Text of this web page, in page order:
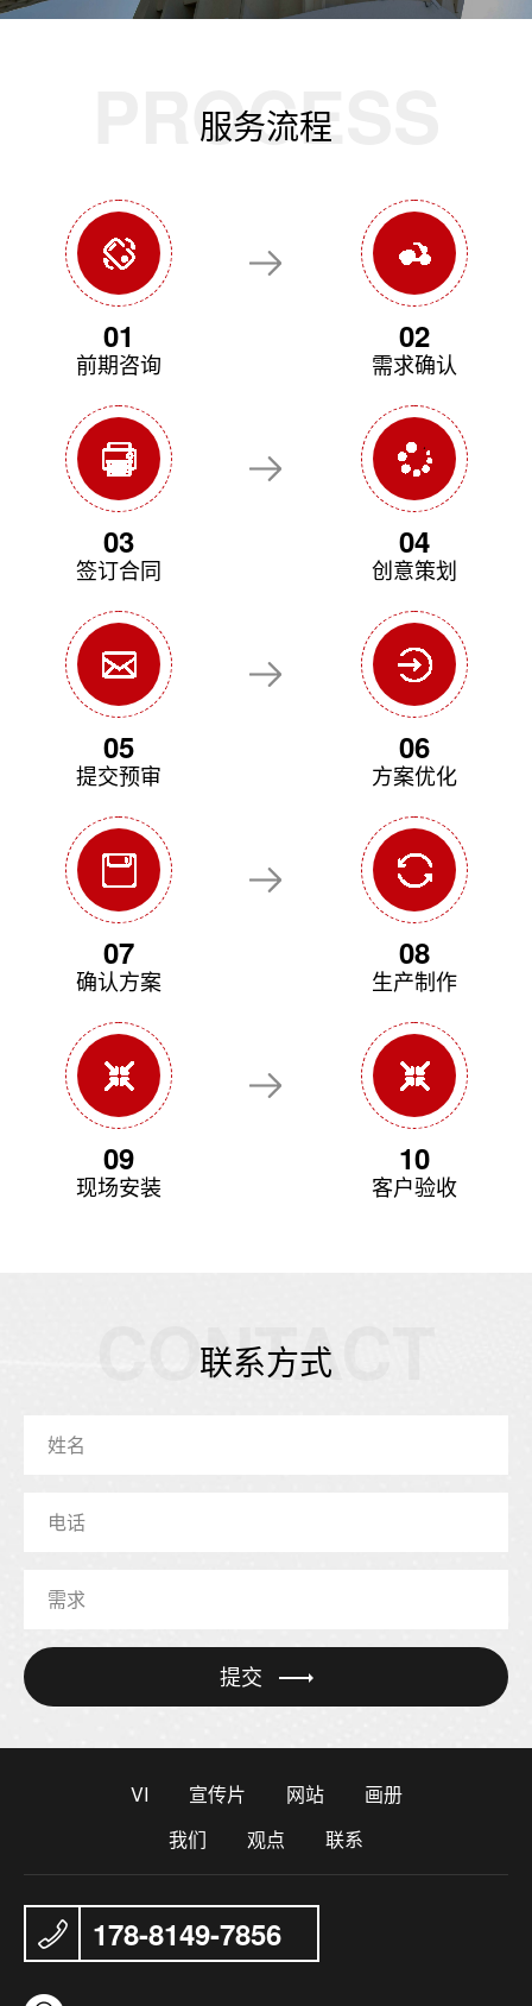
PROCESS
服务流程
01
前期咨询
02
需求确认
03
签订合同
04
创意策划
05
提交预审
06
方案优化
07
确认方案
08
生产制作
09
现场安装
10
客户验收
CONTACT
联系方式
提交
VI 宣传片 网站
画册
我们
观点 联系
178-8149-7856